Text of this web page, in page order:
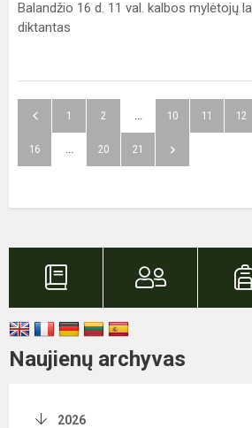
Balandžio 16 d. 11 val. kalbos mylėtojų
diktantas
1 2 ... 10 11 12
16 ... 20 21
Naujienų archyvas
2026